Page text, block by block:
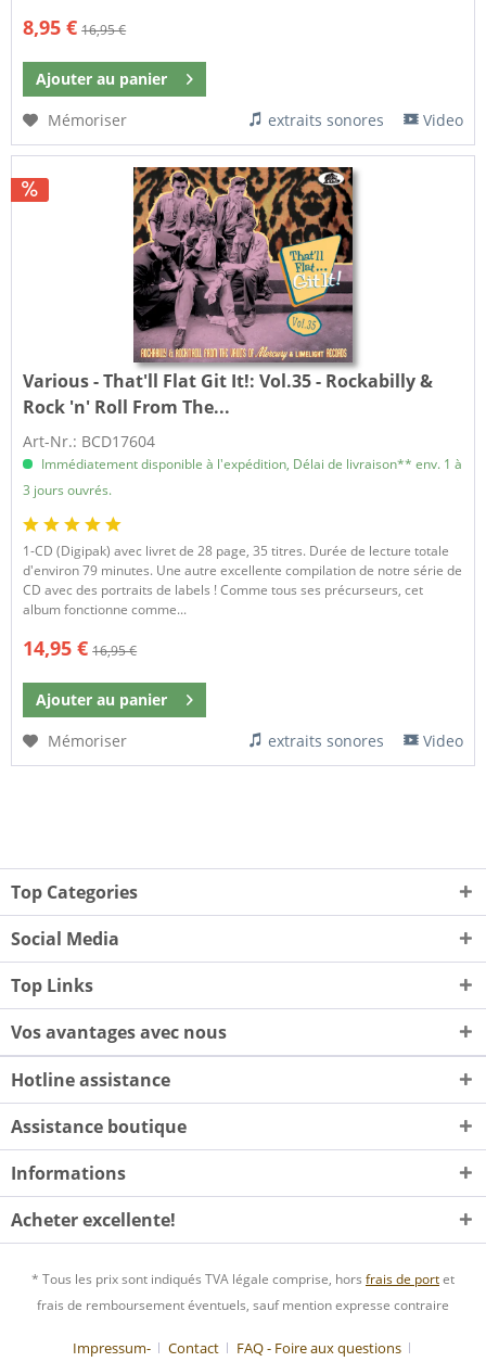
8,95 € 16,95 €
Ajouter au panier
Mémoriser
extraits sonores Video
Various - That'll Flat Git It!: Vol.35 - Rockabilly &
Rock 'n' Roll From The...
Art-Nr.: BCD17604
Immédiatement disponible à l'expédition, Délai de livraison** env. 1 à
3 jours ouvrés.
1-CD (Digipak) avec livret de 28 page, 35 titres. Durée de lecture totale
d'environ 79 minutes. Une autre excellente compilation de notre série de
CD avec des portraits de labels ! Comme tous ses précurseurs, cet
album fonctionne comme...
14,95 € 16,95 €
Ajouter au panier
Mémoriser
extraits sonores Video
Top Categories
Social Media
Top Links
Vos avantages avec nous
Hotline assistance
Assistance boutique
Informations
Acheter excellente!
* Tous les prix sont indiqués TVA légale comprise, hors frais de portet
frais de remboursement éventuels, sauf mention expresse contraire
Impressum- Contact FAQ - Foire aux questions